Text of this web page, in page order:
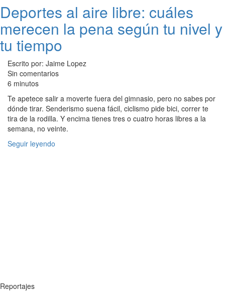
Deportes al aire libre: cuáles
merecen la pena según tu nivel y
tu tiempo
Escrito por: Jaime Lopez
Sin comentarios
6 minutos
Te apetece salir a moverte fuera del gimnasio, pero no sabes por
dónde tirar. Senderismo suena fácil, ciclismo pide bici, correr te
tira de la rodilla. Y encima tienes tres o cuatro horas libres a la
semana, no veinte.
Seguir leyendo
Reportajes